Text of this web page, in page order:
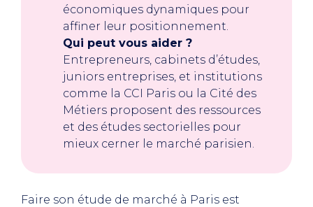
économiques dynamiques pour
affiner leur positionnement.
Qui peut vous aider ?
Entrepreneurs, cabinets d’études,
juniors entreprises, et institutions
comme la CCI Paris ou la Cité des
Métiers proposent des ressources
et des études sectorielles pour
mieux cerner le marché parisien.
Faire son étude de marché à Paris est